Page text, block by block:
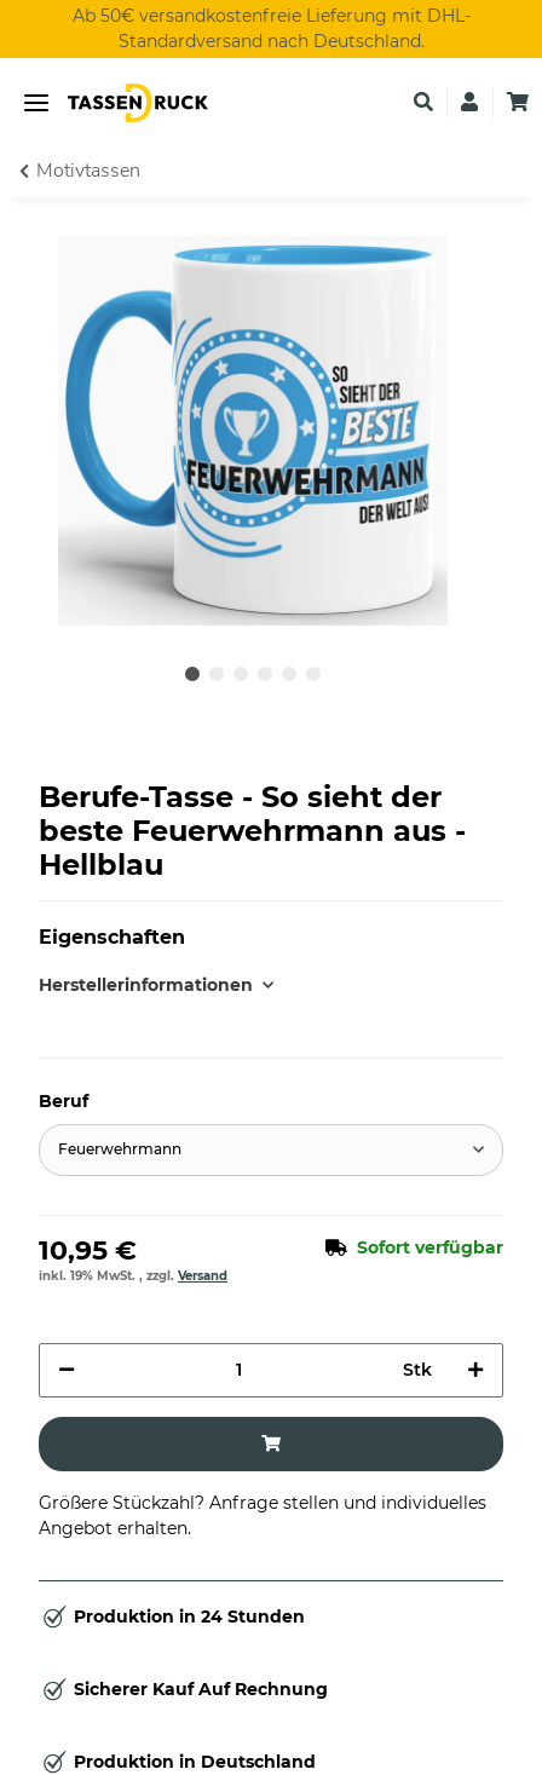
Ab 50€ versandkostenfreie Lieferung mit DHL-
Standardversand nach Deutschland.
Motivtassen
Berufe-Tasse - So sieht der
beste Feuerwehrmann aus -
Hellblau
Eigenschaften
Herstellerinformationen
Beruf
Feuerwehrmann
10,95 € Sofort verfügbar
inkl. 19% MwSt. , zzgl. Versand
Stk
Größere Stückzahl? Anfrage stellen und individuelles
Angebot erhalten.
Produktion in 24 Stunden
Sicherer Kauf Auf Rechnung
Produktion in Deutschland